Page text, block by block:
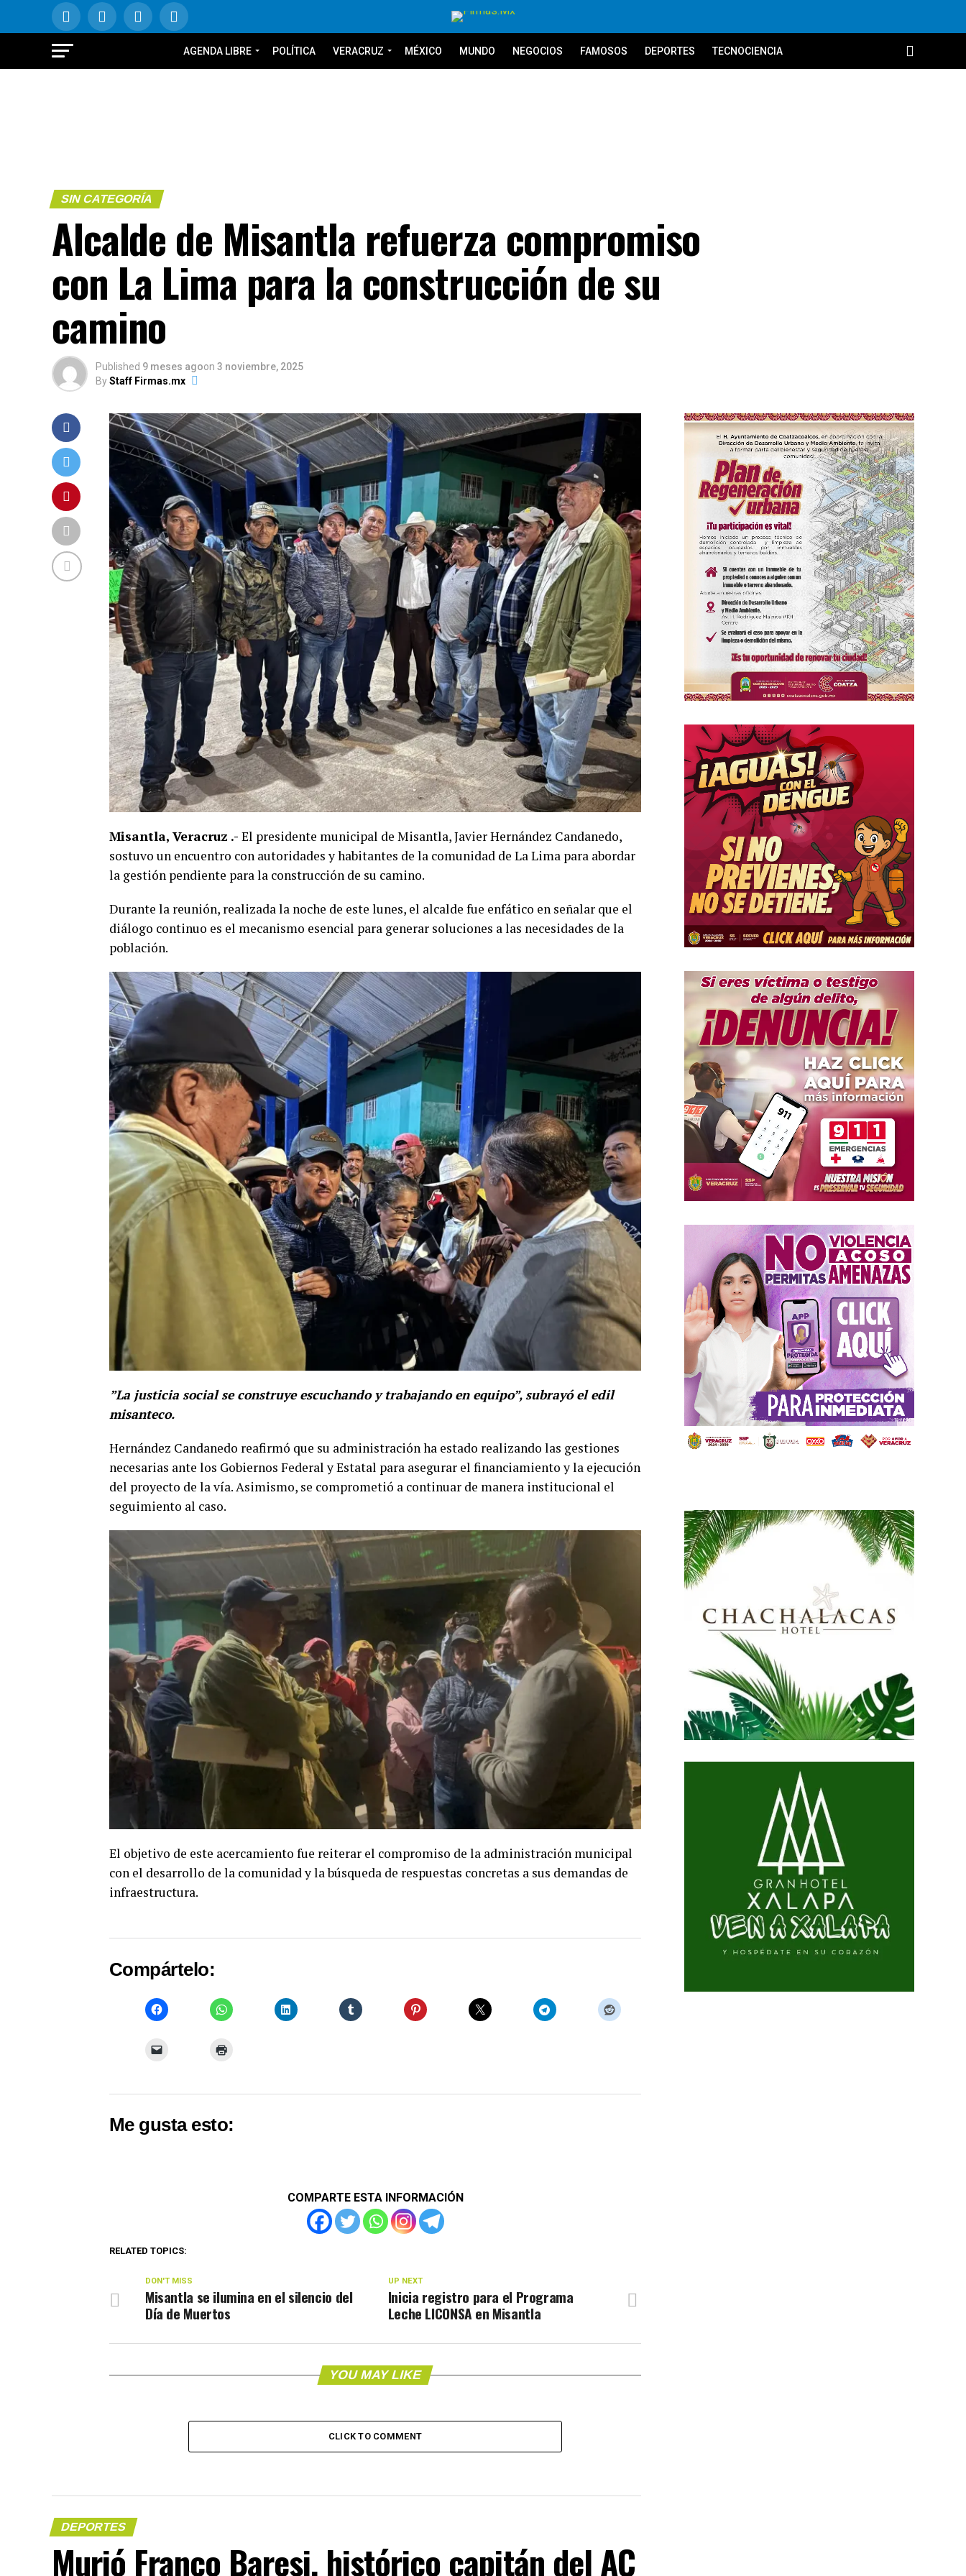
AGENDA LIBRE POLÍTICA VERACRUZ MÉXICO MUNDO NEGOCIOS FAMOSOS DEPORTES TECNOCIENCIA
SIN CATEGORÍA
Alcalde de Misantla refuerza compromiso
con La Lima para la construcción de su
camino
Published 9 meses agoon 3 noviembre, 2025
ByStaff Firmas.mx
Misantla, Veracruz .- El presidente municipal de Misantla, Javier Hernández Candanedo,
sostuvo un encuentro con autoridades y habitantes de la comunidad de La Lima para abordar
la gestión pendiente para la construcción de su camino.
​Durante la reunión, realizada la noche de este lunes, el alcalde fue enfático en señalar que el
diálogo continuo es el mecanismo esencial para generar soluciones a las necesidades de la
población.
​”La justicia social se construye escuchando y trabajando en equipo”, subrayó el edil
misanteco.
​Hernández Candanedo reafirmó que su administración ha estado realizando las gestiones
necesarias ante los Gobiernos Federal y Estatal para asegurar el financiamiento y la ejecución
del proyecto de la vía. Asimismo, se comprometió a continuar de manera institucional el
seguimiento al caso.
​El objetivo de este acercamiento fue reiterar el compromiso de la administración municipal
con el desarrollo de la comunidad y la búsqueda de respuestas concretas a sus demandas de
infraestructura.
Compártelo:
Me gusta esto:
COMPARTE ESTA INFORMACIÓN
RELATED TOPICS:
UP NEXT
Inicia registro para el Programa
Leche LICONSA en Misantla
DON'T MISS
Misantla se ilumina en el silencio del
Día de Muertos
YOU MAY LIKE
CLICK TO COMMENT
DEPORTES
Murió Franco Baresi, histórico capitán del AC